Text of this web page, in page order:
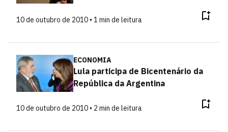
10 de outubro de 2010 • 1 min de leitura
ECONOMIA
Lula participa de Bicentenário da
República da Argentina
10 de outubro de 2010 • 2 min de leitura